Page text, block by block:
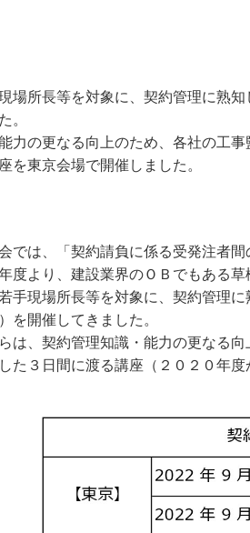
場所長等を対象に、契約管理に熟
。
力の更なる向上のため、各社の工
を東京会場で開催しました。
では、「契約請負に係る受発注者
度より、建設業界のＯＢでもある
手現場所長等を対象に、契約管理
を開催してきました。
は、契約管理知識・能力の更なる
た３日間に渡る講座（２０２０年